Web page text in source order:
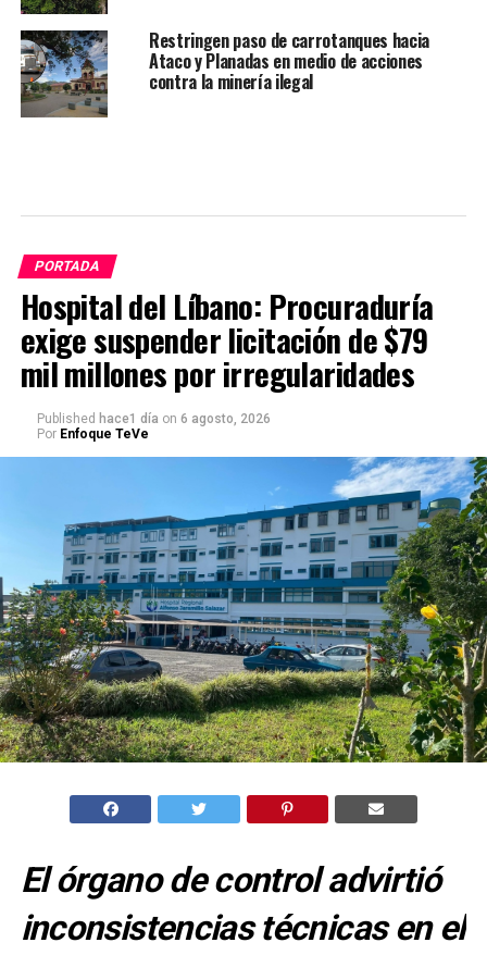
Restringen paso de carrotanques hacia
Ataco y Planadas en medio de acciones
contra la minería ilegal
PORTADA
Hospital del Líbano: Procuraduría
exige suspender licitación de $79
mil millones por irregularidades
Published hace1 día on 6 agosto, 2026
Por Enfoque TeVe
El órgano de control advirtió
inconsistencias técnicas en el